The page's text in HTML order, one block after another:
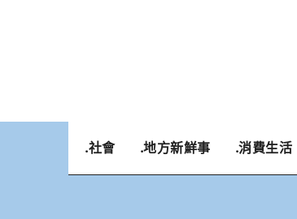
.社會 .地方新鮮事 .消費生活